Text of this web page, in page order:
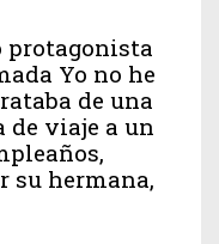
protagonista
Yo no he
de una
de viaje a un
su hermana,